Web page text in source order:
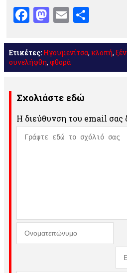
Facebook
Mastodon
Email
Ετικέτες: Ηγουμενίτσα, κλοπή,
συνελήφθη, φθορά
Σχολιάστε εδώ
Η διεύθυνση του email σας